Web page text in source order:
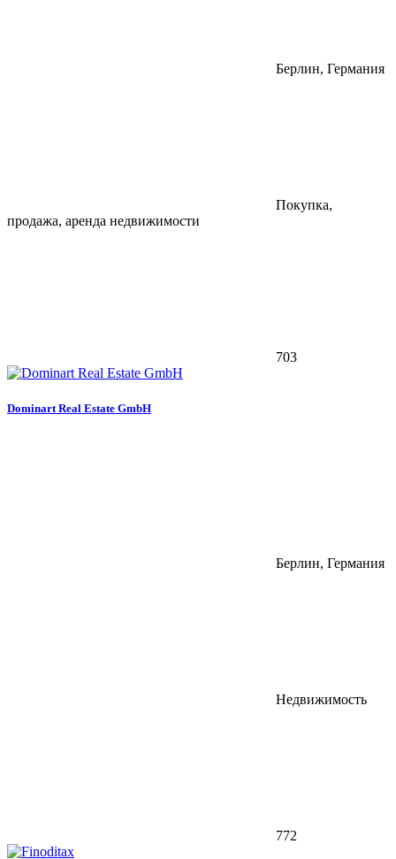
Берлин, Германия
Покупка,
продажа, аренда недвижимости
703
Dominart Real Estate GmbH
Берлин, Германия
Недвижимость
772